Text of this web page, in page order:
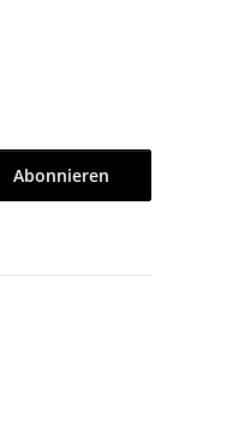
Abonnieren